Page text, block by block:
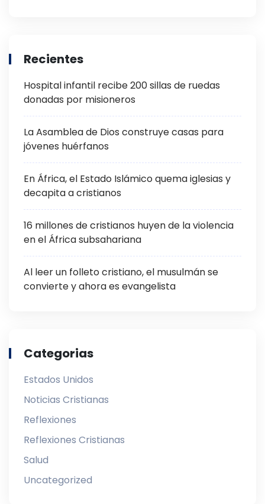
Recientes
Hospital infantil recibe 200 sillas de ruedas
donadas por misioneros
La Asamblea de Dios construye casas para
jóvenes huérfanos
En África, el Estado Islámico quema iglesias y
decapita a cristianos
16 millones de cristianos huyen de la violencia
en el África subsahariana
Al leer un folleto cristiano, el musulmán se
convierte y ahora es evangelista
Categorias
Estados Unidos
Noticias Cristianas
Reflexiones
Reflexiones Cristianas
Salud
Uncategorized